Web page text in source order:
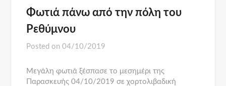
Φωτιά πάνω από την πόλη του
Ρεθύμνου
Posted on04/10/2019
Μεγάλη φωτιά ξέσπασε το μεσημέρι της
Παρασκευής 04/10/2019 σε χορτολιβαδική